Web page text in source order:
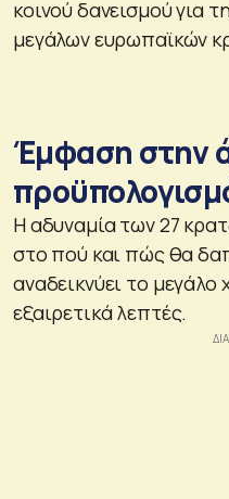
κοινού δανεισμού για
μεγάλων ευρωπαϊκών
Έμφαση στην
Η αδυναμία των 27
στο πού και πώς θα
αναδεικνύει το μεγάλο
εξαιρετικά λεπτές.